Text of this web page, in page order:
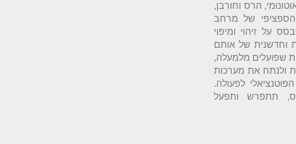
הרס וחורבן,
הספציפי של מרחב
על זיהוי ומיפוי
וחדשנית של אותם
שפועלים מלמעלה,
ולנתח את מערכות
לפעולה.
תתפרש ותפעל